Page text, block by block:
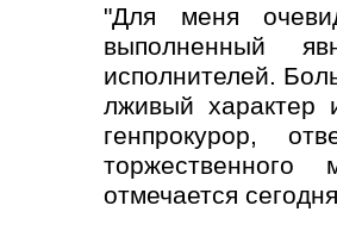
"Для меня
выполненный
исполнителей.
лживый
генпрокурор,
отмечается